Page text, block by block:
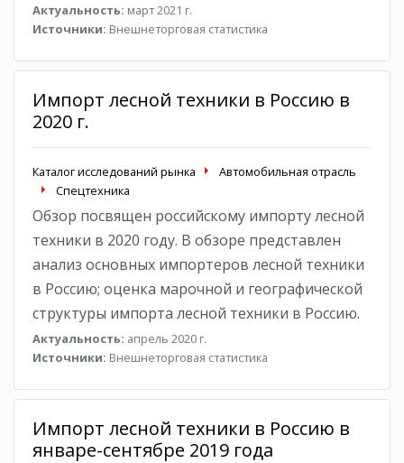
Актуальность: март 2021 г.
Источники: Внешнеторговая статистика
Импорт лесной техники в Россию в
2020 г.
Каталог исследований рынка
Автомобильная отрасль
Спецтехника
Обзор посвящен российскому импорту лесной
техники в 2020 году. В обзоре представлен
анализ основных импортеров лесной техники
в Россию; оценка марочной и географической
структуры импорта лесной техники в Россию.
Актуальность: апрель 2020 г.
Источники: Внешнеторговая статистика
Импорт лесной техники в Россию в
январе-сентябре 2019 года